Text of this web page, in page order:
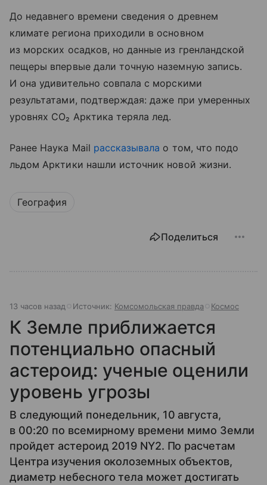
До недавнего времени сведения о древнем
климате региона приходили в основном
из морских осадков, но данные из гренландской
пещеры впервые дали точную наземную запись.
И она удивительно совпала с морскими
результатами, подтверждая: даже при умеренных
уровнях CO₂ Арктика теряла лед.
Ранее Наука Mail рассказывала о том, что подо
льдом Арктики нашли источник новой жизни.
География
Поделиться
13 часов назад Источник: Комсомольская правда Космос
К Земле приближается
потенциально опасный
астероид: ученые оценили
уровень угрозы
В следующий понедельник, 10 августа,
в 00:20 по всемирному времени мимо Земли
пройдет астероид 2019 NY2. По расчетам
Центра изучения околоземных объектов,
диаметр небесного тела может достигать